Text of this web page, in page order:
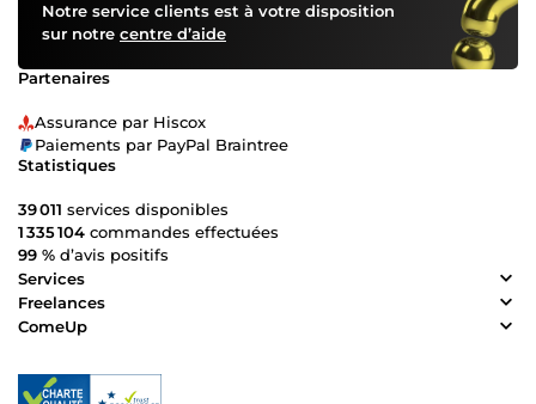
Notre service clients est à votre disposition
sur notre centre d’aide
Partenaires
Assurance par Hiscox
Paiements par PayPal Braintree
Statistiques
39 011 services disponibles
1 335 104 commandes effectuées
99 % d’avis positifs
Services
Freelances
ComeUp